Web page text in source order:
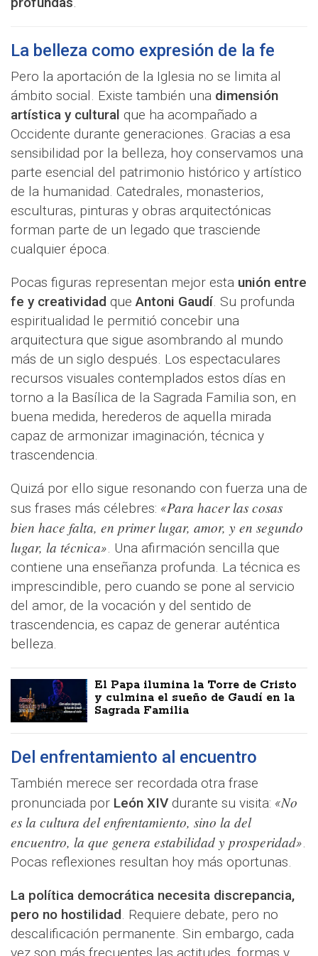
La belleza como expresión de la fe
Pero la aportación de la Iglesia no se limita al
ámbito social. Existe también una dimensión
artística y cultural que ha acompañado a
Occidente durante generaciones. Gracias a esa
sensibilidad por la belleza, hoy conservamos una
parte esencial del patrimonio histórico y artístico
de la humanidad. Catedrales, monasterios,
esculturas, pinturas y obras arquitectónicas
forman parte de un legado que trasciende
cualquier época.
Pocas figuras representan mejor esta unión entre
fe y creatividad queAntoni Gaudí. Su profunda
espiritualidad le permitió concebir una
arquitectura que sigue asombrando al mundo
más de un siglo después. Los espectaculares
recursos visuales contemplados estos días en
torno a la Basílica de la Sagrada Familia son, en
buena medida, herederos de aquella mirada
capaz de armonizar imaginación, técnica y
trascendencia.
Quizá por ello sigue resonando con fuerza una de
sus frases más célebres: «Para hacer las cosas
bien hace falta, en primer lugar, amor, y en segundo
lugar, la técnica». Una afirmación sencilla que
contiene una enseñanza profunda. La técnica es
imprescindible, pero cuando se pone al servicio
del amor, de la vocación y del sentido de
trascendencia, es capaz de generar auténtica
belleza.
El Papa ilumina la Torre de Cristo
y culmina el sueño de Gaudí en la
Sagrada Familia
Del enfrentamiento al encuentro
También merece ser recordada otra frase
pronunciada por León XIV durante su visita: «No
es la cultura del enfrentamiento, sino la del
encuentro, la que genera estabilidad y prosperidad».
Pocas reflexiones resultan hoy más oportunas.
La política democrática necesita discrepancia,
pero no hostilidad. Requiere debate, pero no
descalificación permanente. Sin embargo, cada
vez son más frecuentes las actitudes, formas y